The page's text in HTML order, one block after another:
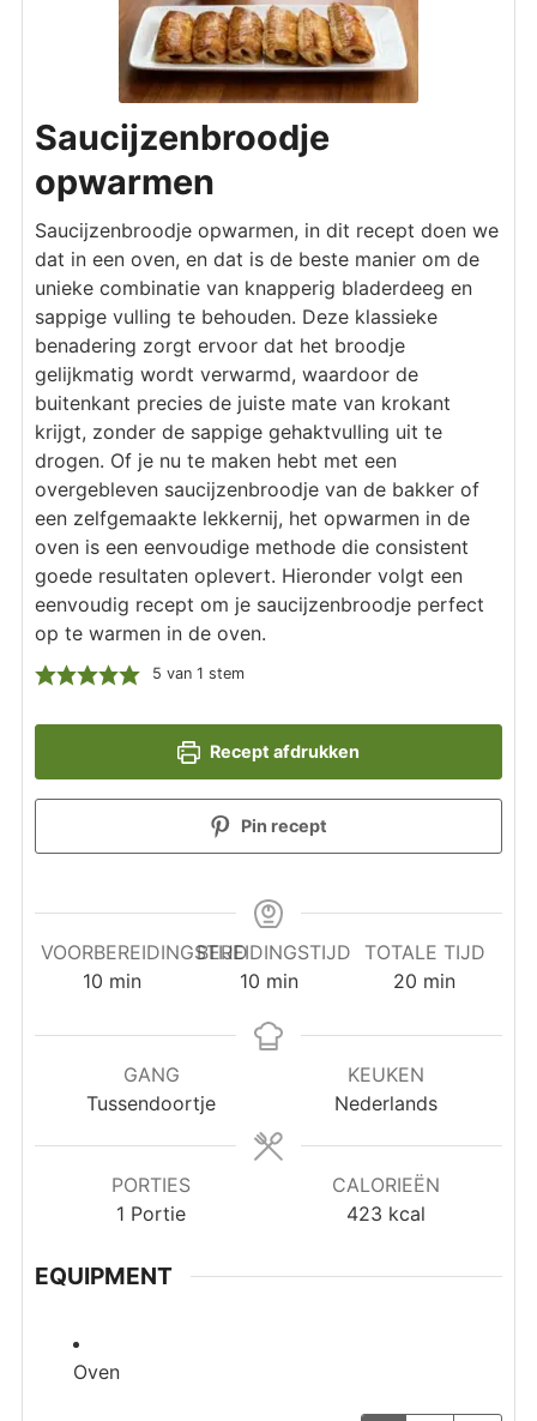
Saucijzenbroodje
opwarmen
Saucijzenbroodje opwarmen, in dit recept doen we
dat in een oven, en dat is de beste manier om de
unieke combinatie van knapperig bladerdeeg en
sappige vulling te behouden. Deze klassieke
benadering zorgt ervoor dat het broodje
gelijkmatig wordt verwarmd, waardoor de
buitenkant precies de juiste mate van krokant
krijgt, zonder de sappige gehaktvulling uit te
drogen. Of je nu te maken hebt met een
overgebleven saucijzenbroodje van de bakker of
een zelfgemaakte lekkernij, het opwarmen in de
oven is een eenvoudige methode die consistent
goede resultaten oplevert. Hieronder volgt een
eenvoudig recept om je saucijzenbroodje perfect
op te warmen in de oven.
5 van 1 stem
Recept afdrukken
Pin recept
VOORBEREIDINGSTIJD
10 minuten
min
BEREIDINGSTIJD
10minuten
min
TOTALE TIJD
20 minuten
min
GANG
Tussendoortje
KEUKEN
Nederlands
PORTIES
1 Portie
CALORIEËN
423 kcal
EQUIPMENT
Oven